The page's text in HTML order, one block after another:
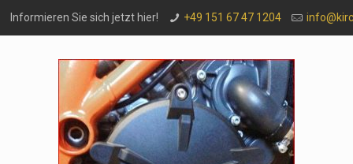
Informieren Sie sich jetzt hier! +49 151 67 47 1204